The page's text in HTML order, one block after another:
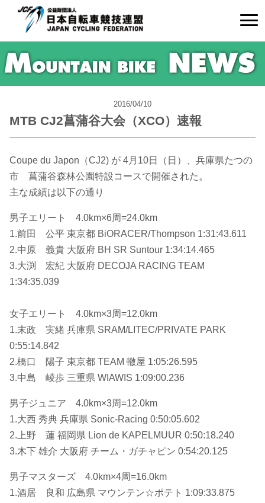
2016/04/10
MTB CJ2菖蒲谷大会（XCO）速報
Coupe du Japon（CJ2) が 4月10日（日）、兵庫県たつの
市 菖蒲谷森林公園特設コースで開催された。
主な成績は以下の通り
男子エリート 4.0km×6周=24.0km
1.前田 公平 東京都 BiORACER/Thompson 1:31:43.611
2.中原 義貴 大阪府 BH SR Suntour 1:34:14.465
3.大渕 宏紀 大阪府 DECOJA RACING TEAM
1:34:35.039
女子エリート 4.0km×3周=12.0km
1.末政 実緒 兵庫県 SRAM/LITEC/PRIVATE PARK
0:55:14.842
2.橋口 陽子 東京都 TEAM 轍屋 1:05:26.595
3.中島 崚歩 三重県 WIAWIS 1:09:00.236
男子ジュニア 4.0km×3周=12.0km
1.大西 秀典 兵庫県 Sonic-Racing 0:50:05.602
2.上野 蓮 福岡県 Lion de KAPELMUUR 0:50:18.240
3.木下 雄介 大阪府 チーム・ガチャピン 0:54:20.125
男子マスターズ 4.0km×4周=16.0km
1.酒居 良和 広島県 マウンテン☆ポテト 1:09:33.875